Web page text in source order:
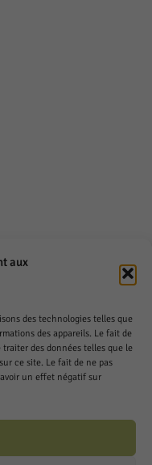
aux
des technologies telles que
des appareils. Le fait de
des données telles que le
ce site. Le fait de ne pas
un effet négatif sur